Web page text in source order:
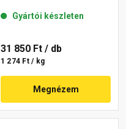
Gyártói készleten
31 850 Ft / db
1 274 Ft / kg
Megnézem